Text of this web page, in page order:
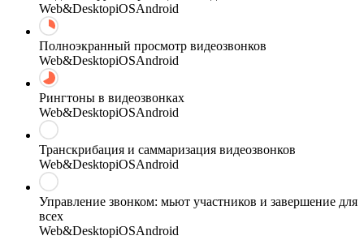
Web&DesktopiOSAndroid
Полноэкранный просмотр видеозвонков
Web&DesktopiOSAndroid
Рингтоны в видеозвонках
Web&DesktopiOSAndroid
Транскрибация и саммаризация видеозвонков
Web&DesktopiOSAndroid
Управление звонком: мьют участников и завершение для
всех
Web&DesktopiOSAndroid